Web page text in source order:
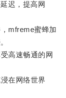
迟，提高网
mfreme蜜蜂加
高速畅通的网
在网络世界